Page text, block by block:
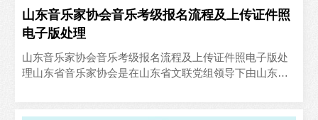
山东音乐家协会音乐考级报名流程及上传证件照
电子版处理
山东音乐家协会音乐考级报名流程及上传证件照电子版处
理山东省音乐家协会是在山东省文联党组领导下由山东省